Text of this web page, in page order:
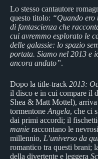
Lo stesso cantautore
questo titolo: “Quando ero
di fantascienza che
cui avremmo esplorato le
delle galassie: lo spazio
portata. Siamo nel 2013 e
ancora andato”.
Dopo la title-track 2013:
il disco e in cui compare il
Shea & Matt Mottel),
tormentone Angela, che ci
dai primi accordi; il
manie raccontano le
millennio, L’universo da
romantico tra questi brani;
della divertente e leggera